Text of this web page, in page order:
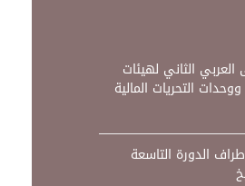
الثاني لهيئات
التحريات المالية
الدورة التاسعة